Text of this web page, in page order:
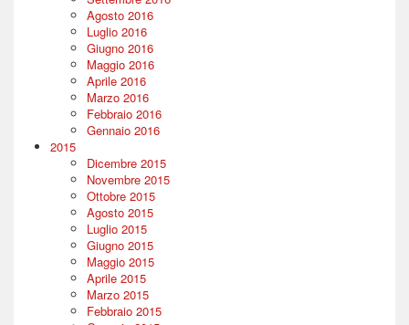
Agosto 2016
Luglio 2016
Giugno 2016
Maggio 2016
Aprile 2016
Marzo 2016
Febbraio 2016
Gennaio 2016
2015
Dicembre 2015
Novembre 2015
Ottobre 2015
Agosto 2015
Luglio 2015
Giugno 2015
Maggio 2015
Aprile 2015
Marzo 2015
Febbraio 2015